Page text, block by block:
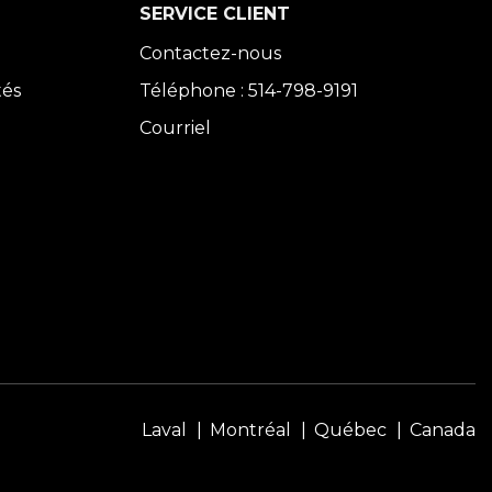
SERVICE CLIENT
Contactez-nous
Téléphone : 514-798-9191
Courriel
Laval Montréal Québec Canada